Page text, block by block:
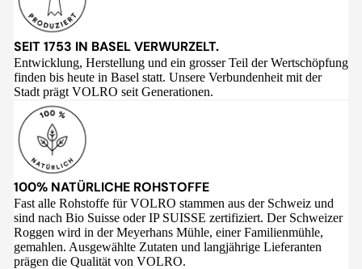
SEIT 1753 IN BASEL VERWURZELT.
Entwicklung, Herstellung und ein grosser Teil der Wertschöpfung
finden bis heute in Basel statt. Unsere Verbundenheit mit der
Stadt prägt VOLRO seit Generationen.
100% NATÜRLICHE ROHSTOFFE
Fast alle Rohstoffe für VOLRO stammen aus der Schweiz und
sind nach Bio Suisse oder IP SUISSE zertifiziert. Der Schweizer
Roggen wird in der Meyerhans Mühle, einer Familienmühle,
gemahlen. Ausgewählte Zutaten und langjährige Lieferanten
prägen die Qualität von VOLRO.